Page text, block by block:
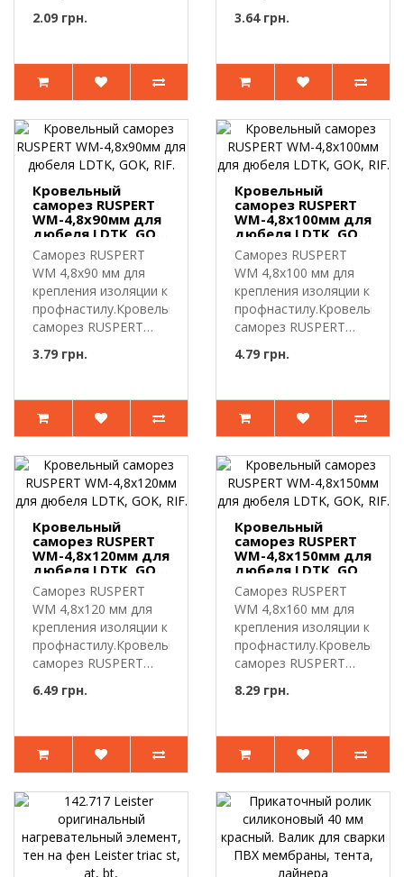
2.09 грн. 3.64 грн.
Кровельный
саморез RUSPERT
WM-4,8х90мм для
дюбеля LDTK, GOK,
RIF.
Саморез RUSPERT
WM 4,8х90 мм для
крепления изоляции к
профнастилу.Кровельный
саморез RUSPERT
3.79 грн.
Кровельный
саморез RUSPERT
WM-4,8х100мм для
дюбеля LDTK, GOK,
RIF.
Саморез RUSPERT
WM 4,8х100 мм для
крепления изоляции к
профнастилу.Кровельный
саморез RUSPERT
4.79 грн.
Кровельный
саморез RUSPERT
WM-4,8х120мм для
дюбеля LDTK, GOK,
RIF.
Саморез RUSPERT
WM 4,8х120 мм для
крепления изоляции к
профнастилу.Кровельный
саморез RUSPERT
6.49 грн.
Кровельный
саморез RUSPERT
WM-4,8х150мм для
дюбеля LDTK, GOK,
RIF.
Саморез RUSPERT
WM 4,8х160 мм для
крепления изоляции к
профнастилу.Кровельный
саморез RUSPERT
8.29 грн.